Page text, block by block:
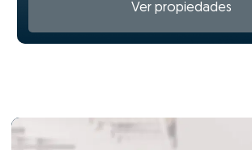
Ver propiedades